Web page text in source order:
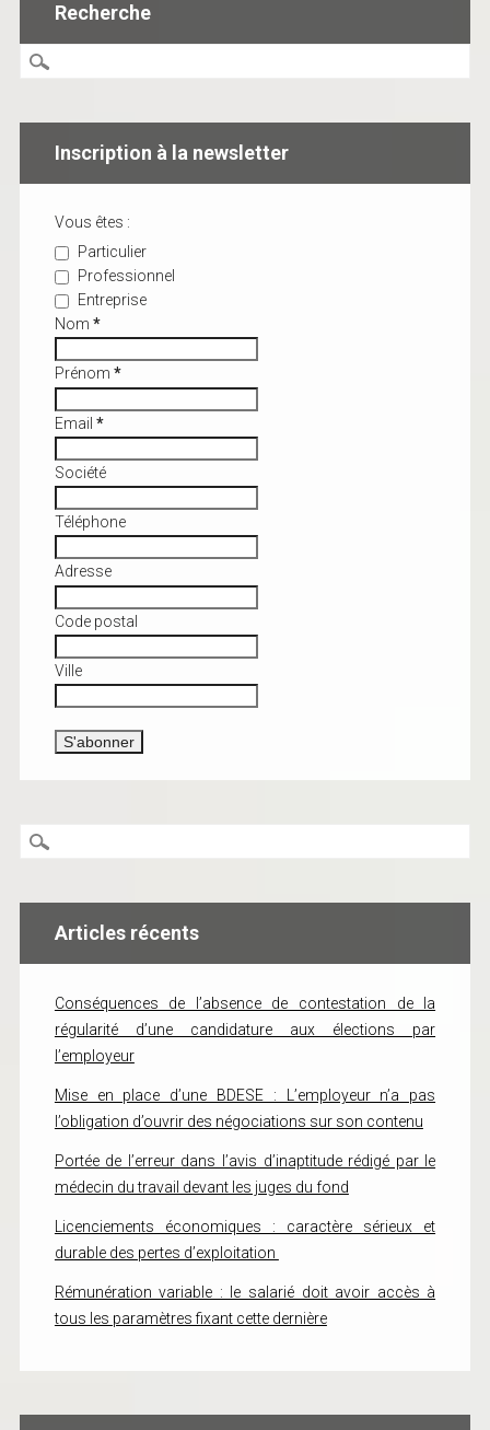
Recherche
Inscription à la newsletter
Vous êtes :
Particulier
Professionnel
Entreprise
Nom *
Prénom *
Email *
Société
Téléphone
Adresse
Code postal
Ville
Articles récents
Conséquences de l’absence de contestation de la
régularité d’une candidature aux élections par
l’employeur
Mise en place d’une BDESE : L’employeur n’a pas
l’obligation d’ouvrir des négociations sur son contenu
Portée de l’erreur dans l’avis d’inaptitude rédigé par le
médecin du travail devant les juges du fond
Licenciements économiques : caractère sérieux et
durable des pertes d’exploitation
Rémunération variable : le salarié doit avoir accès à
tous les paramètres fixant cette dernière